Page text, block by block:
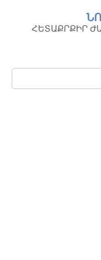
контентуՀԵՏԱՔՐՔԻՐ
Поиск: